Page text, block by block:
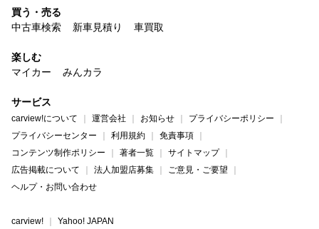
買う・売る
中古車検索
新車見積り 車買取
楽しむ
マイカー
みんカラ
サービス
carview!について 運営会社 お知らせ
プライバシーポリシー
プライバシーセンター
利用規約
免責事項
コンテンツ制作ポリシー
著者一覧
サイトマップ
広告掲載について
法人加盟店募集
ご意見・ご要望
ヘルプ・お問い合わせ
carview! Yahoo! JAPAN